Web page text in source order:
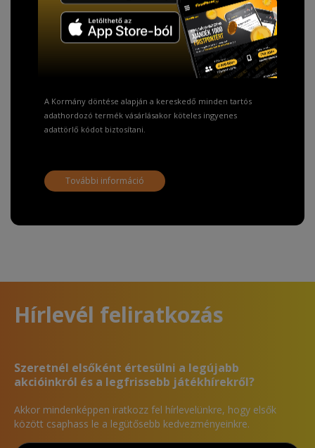
TISZTELT VÁSÁRLÓNK!
Fizetésnél kérje az ingyenes adattörlő kódot
adatainak biztonsága érdekében!
A Kormány döntése alapján a kereskedő minden tartós
adathordozó termék vásárlásakor köteles ingyenes
adattörlő kódot biztosítani.
További információ
Hírlevél feliratkozás
Szeretnél elsőként értesülni a legújabb
akcióinkról és a legfrissebb játékhírekről?
Akkor mindenképpen iratkozz fel hírlevelünkre, hogy elsők
között csaphass le a legütősebb kedvezményeinkre.